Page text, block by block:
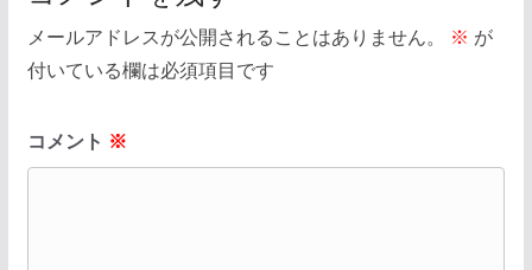
メールアドレスが公開されることはありません。 ※ が
付いている欄は必須項目です
コメント ※